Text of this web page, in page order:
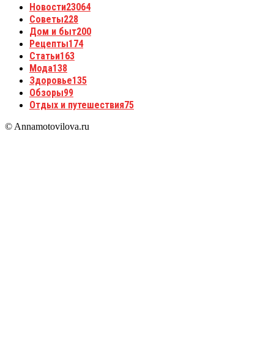
Новости23064
Советы228
Дом и быт200
Рецепты174
Статьи163
Мода138
Здоровье135
Обзоры99
Отдых и путешествия75
© Annamotovilova.ru